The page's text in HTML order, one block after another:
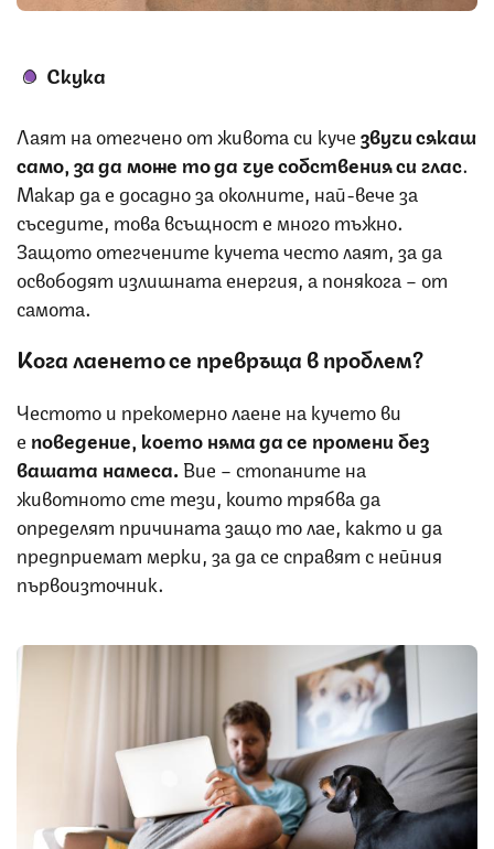
Скука
Лаят на отегчено от живота си кучезвучи сякаш
само, за да може то да чуе собствения си глас.
Макар да е досадно за околните, най-вече за
съседите, това всъщност е много тъжно.
Защото отегчените кучета често лаят, за да
освободят излишната енергия, а понякога – от
самота.
Кога лаенето се превръща в проблем?
Честото и прекомерно лаене на кучето ви
е поведение, което няма да се промени без
вашата намеса.Вие – стопаните на
животното сте тези, които трябва да
определят причината защо то лае, както и да
предприемат мерки, за да се справят с нейния
първоизточник.